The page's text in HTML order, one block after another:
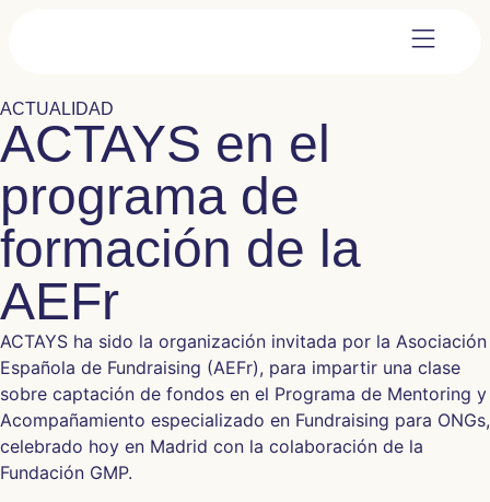
ACTUALIDAD
ACTAYS en el
programa de
formación de la
AEFr
ACTAYS ha sido la organización invitada por la Asociación
Española de Fundraising (AEFr), para impartir una clase
sobre captación de fondos en el Programa de Mentoring y
Acompañamiento especializado en Fundraising para ONGs,
celebrado hoy en Madrid con la colaboración de la
Fundación GMP.